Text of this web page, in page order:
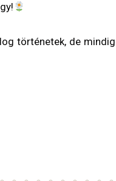
történetek, de mindig